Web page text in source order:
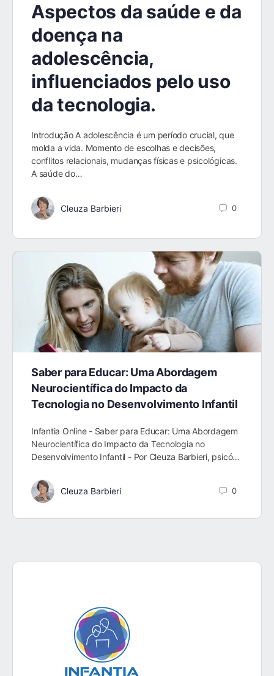
Aspectos da saúde e da
doença na
adolescência,
influenciados pelo uso
da tecnologia.
Introdução A adolescência é um período crucial, que
molda a vida. Momento de escolhas e decisões,
conflitos relacionais, mudanças físicas e psicológicas.
A saúde do…
Cleuza Barbieri 0
Saber para Educar: Uma Abordagem
Neurocientífica do Impacto da
Tecnologia no Desenvolvimento Infantil
Infantia Online - Saber para Educar: Uma Abordagem
Neurocientífica do Impacto da Tecnologia no
Desenvolvimento Infantil - Por Cleuza Barbieri, psicó…
Cleuza Barbieri 0